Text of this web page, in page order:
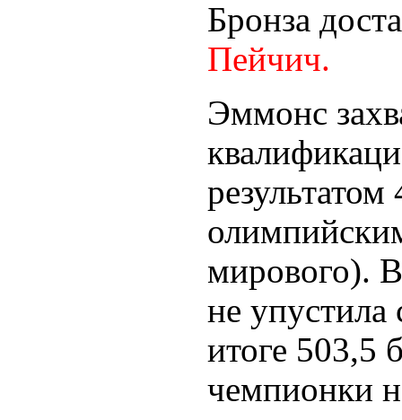
Бронза
Пейчич.
Эммонс
мирового).
не упустила
итоге 503,5
чемпионки